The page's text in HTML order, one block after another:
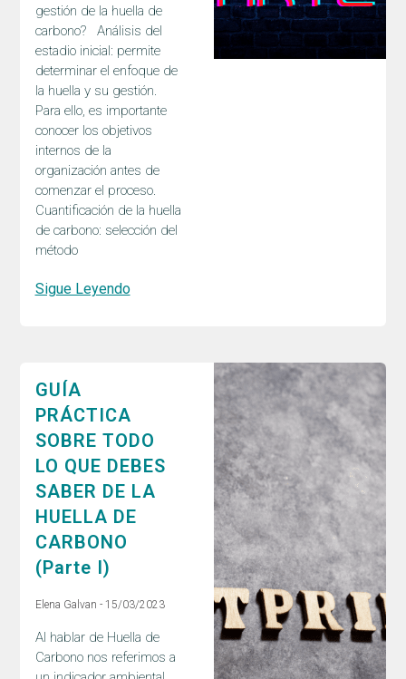
gestión de la huella de
carbono? Análisis del
estadio inicial: permite
determinar el enfoque de
la huella y su gestión.
Para ello, es importante
conocer los objetivos
internos de la
organización antes de
comenzar el proceso.
Cuantificación de la huella
de carbono: selección del
método
Sigue Leyendo
GUÍA
PRÁCTICA
SOBRE TODO
LO QUE DEBES
SABER DE LA
HUELLA DE
CARBONO
(Parte I)
Elena Galvan 15/03/2023
Al hablar de Huella de
Carbono nos referimos a